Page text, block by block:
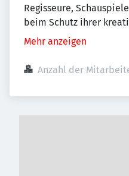
Regisseure,
beim Schutz ihrer
Mehr anzeigen
Anzahl der